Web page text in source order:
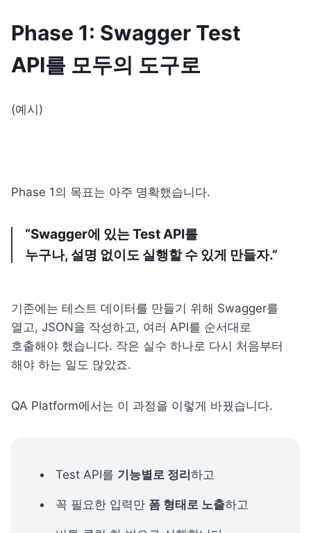
Phase 1: Swagger Test
API를 모두의 도구로
(예시)
Phase 1의 목표는 아주 명확했습니다.
“Swagger에 있는 Test API를
누구나, 설명 없이도 실행할 수 있게 만들자.”
기존에는 테스트 데이터를 만들기 위해 Swagger를
열고, JSON을 작성하고, 여러 API를 순서대로
호출해야 했습니다. 작은 실수 하나로 다시 처음부터
해야 하는 일도 많았죠.
QA Platform에서는 이 과정을 이렇게 바꿨습니다.
Test API를 기능별로 정리 하고
꼭 필요한 입력만 폼 형태로 노출하고